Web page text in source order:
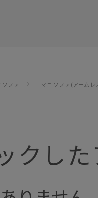
ソファ マニ ソファ(アームレ
クし